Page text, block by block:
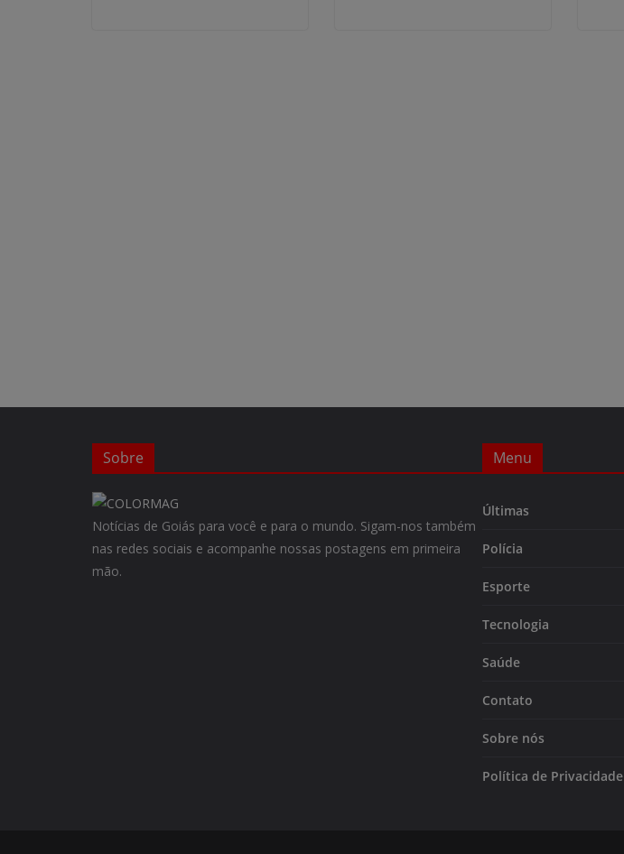
Sobre
Notícias de Goiás para você e para o mundo. Sigam-nos também
nas redes sociais e acompanhe nossas postagens em primeira
mão.
Menu
Últimas
Polícia
Esporte
Tecnologia
Saúde
Contato
Sobre nós
Política de Privacidade